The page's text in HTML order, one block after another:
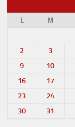
L
M
2
3
9
10
16
17
23
24
30
31